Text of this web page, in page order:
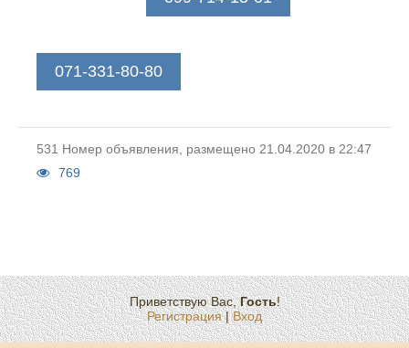
071-331-80-80
531 Номер объявления, размещено 21.04.2020 в 22:47
769
Приветствую Вас,Гость!
Регистрация|Вход